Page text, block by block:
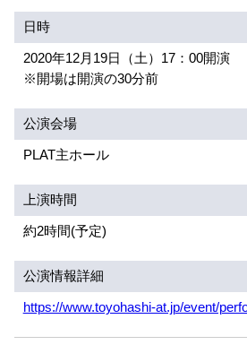
日時
2020年12月19日（土）17：00開演
※開場は開演の30分前
公演会場
PLAT主ホール
上演時間
約2時間(予定)
公演情報詳細
https://www.toyohashi-at.jp/event/